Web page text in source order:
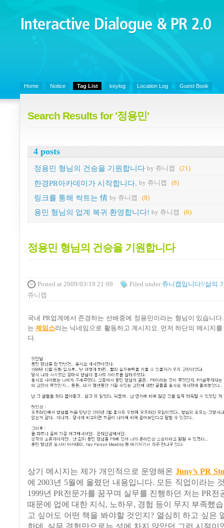
Interactive Dialogue &
PR 2.0
Home Notice Tag List keylog Location Log Guest Book
Search Results for '정용민'
4 posts
정용민 형님의 건승을 기원합니다 by 쥬니캡 (21)
한경PR아카데미가 시작합니다. by 쥬니캡 (8)
링크를 통해 싹트는 情 by 쥬니캡 (8)
용민 형님의 업계 복귀 환영합니다! by 쥬니캡 (6)
정용민 형님의 건승을 기원합니다
Posted at 2009/03/19 21:09 Filed under 쥬니캡입니다!/삶의
쥬니캡
국내 PR업계에서 존경하는 선배중에 정용민이라는 형님이 있습니다
는제임스라는 닉네임으로 활동하고 계시지요. 먼저 하단의 메시지
다.
상기 메시지는 제가 개인적으로 운영해온Juny’s PR
에 2003년 5월에 올렸던 내용입니다. 모든 직업이라는
1999년 PR전문가를 꿈꾸며 실무를 진행하던 저는 PR전
때문에 업에 대한 지식, 노하우, 경험 등이 무지 부족했
고 싶어도 어떤 책을 봐야할 것인지? 열심히 하고 싶은